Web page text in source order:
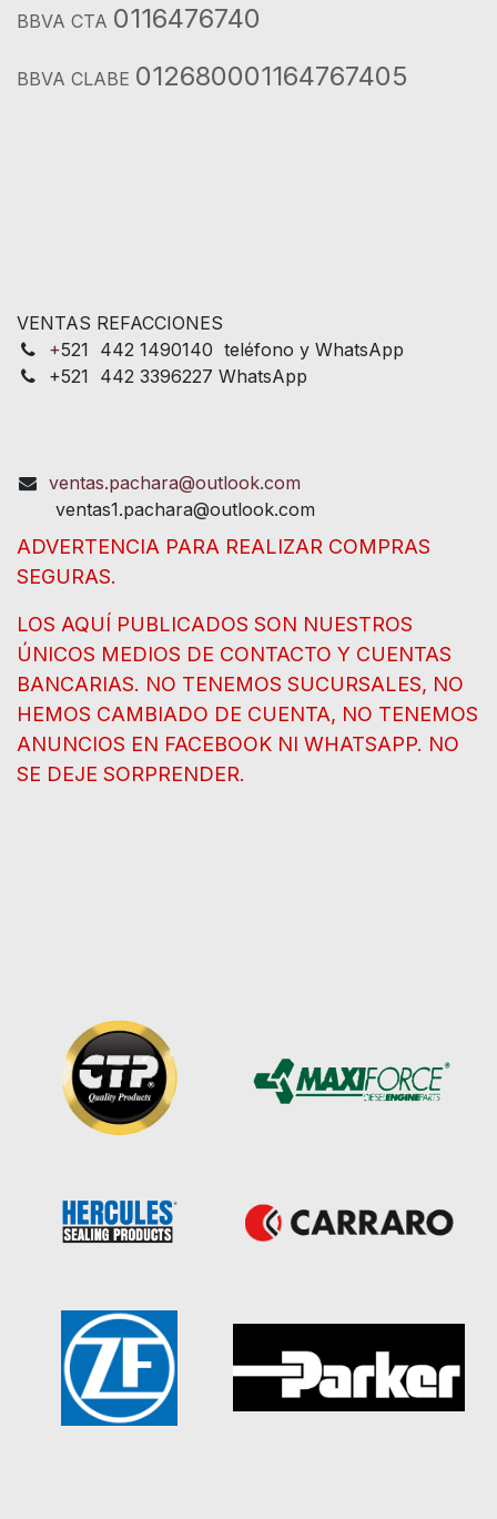
BBVA CTA 0116476740
BBVA CLABE 012680001164767405
VENTAS REFACCIONES
+521 442 1490140 teléfono y WhatsApp
+521 442 3396227 WhatsApp
ventas.pachara@outlook.com
ventas1.pachara@outlook.com
ADVERTENCIA PARA REALIZAR COMPRAS
SEGURAS.
LOS AQUÍ PUBLICADOS SON NUESTROS
ÚNICOS MEDIOS DE CONTACTO Y CUENTAS
BANCARIAS. NO TENEMOS SUCURSALES, NO
HEMOS CAMBIADO DE CUENTA, NO TENEMOS
ANUNCIOS EN FACEBOOK NI WHATSAPP. NO
SE DEJE SORPRENDER.